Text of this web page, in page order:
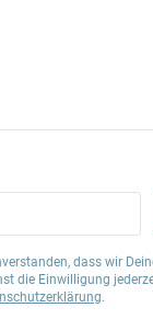
dass wir
die Einwilligung
.